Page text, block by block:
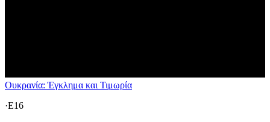
Ουκρανία: Έγκλημα και Τιμωρία
·E16